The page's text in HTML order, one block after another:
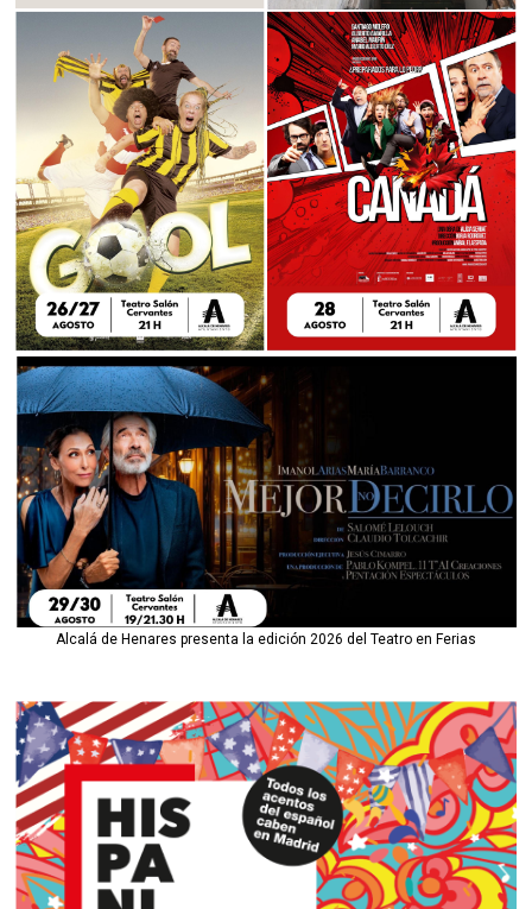
Alcalá de Henares presenta la edición 2026 del Teatro en Ferias